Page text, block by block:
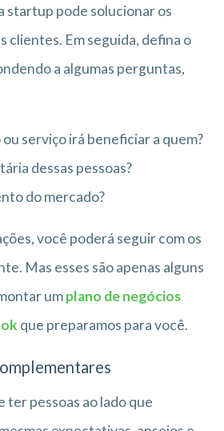
startup pode solucionar os
clientes. Em seguida, defina o
a algumas perguntas,
serviço irá beneficiar a quem?
dessas pessoas?
do mercado?
você poderá seguir com os
Mas esses são apenas alguns
umplano de negócios
que preparamos para você.
ter pessoas ao lado que